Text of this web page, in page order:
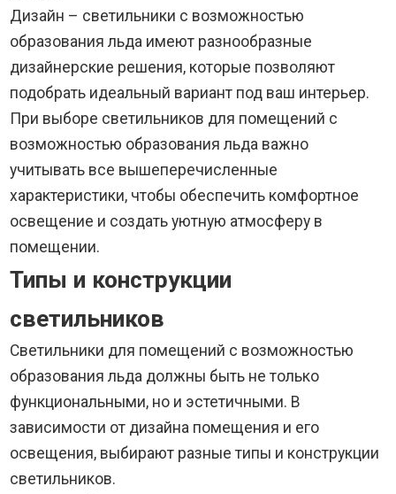
Дизайн – светильники с возможностью
образования льда имеют разнообразные
дизайнерские решения, которые позволяют
подобрать идеальный вариант под ваш интерьер.
При выборе светильников для помещений с
возможностью образования льда важно
учитывать все вышеперечисленные
характеристики, чтобы обеспечить комфортное
освещение и создать уютную атмосферу в
помещении.
Типы и конструкции
светильников
Светильники для помещений с возможностью
образования льда должны быть не только
функциональными, но и эстетичными. В
зависимости от дизайна помещения и его
освещения, выбирают разные типы и конструкции
светильников.